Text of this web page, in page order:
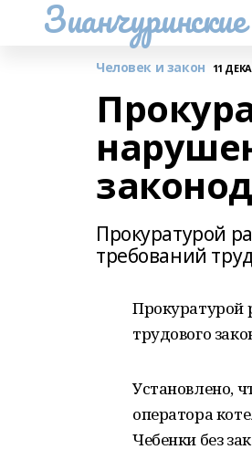
Человек и закон 11
Прокуратурой
требований
Прокуратурой
трудового
Установлено,
оператора
Чебенки без